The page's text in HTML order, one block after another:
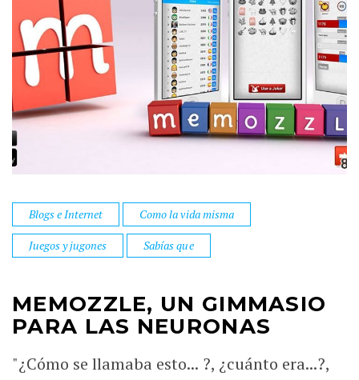
Blogs e Internet Como la vida misma
Juegos y jugones Sabías que
MEMOZZLE, UN GIMMASIO
PARA LAS NEURONAS
"¿Cómo se llamaba esto... ?, ¿cuánto era...?,